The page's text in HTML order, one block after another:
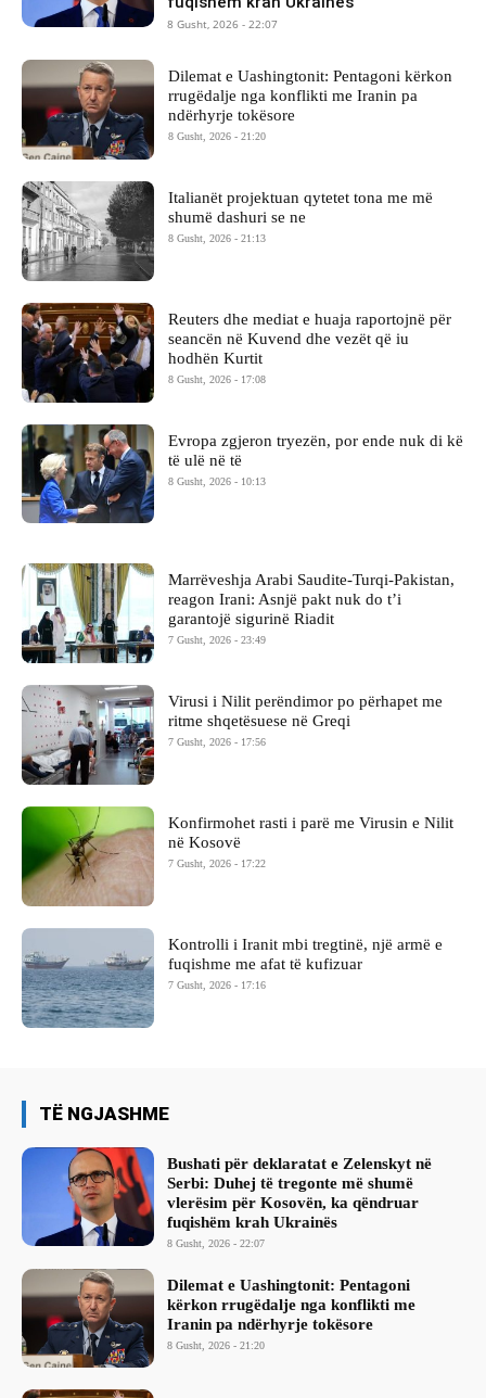
8 Gusht, 2026 - 22:07
Dilemat e Uashingtonit: Pentagoni kërkon
rrugëdalje nga konflikti me Iranin pa
ndërhyrje tokësore
8 Gusht, 2026 - 21:20
Italianët projektuan qytetet tona me më
shumë dashuri se ne
8 Gusht, 2026 - 21:13
Reuters dhe mediat e huaja raportojnë për
seancën në Kuvend dhe vezët që iu
hodhën Kurtit
8 Gusht, 2026 - 17:08
Evropa zgjeron tryezën, por ende nuk di kë
të ulë në të
8 Gusht, 2026 - 10:13
Marrëveshja Arabi Saudite-Turqi-Pakistan,
reagon Irani: Asnjë pakt nuk do t’i
garantojë sigurinë Riadit
7 Gusht, 2026 - 23:49
Virusi i Nilit perëndimor po përhapet me
ritme shqetësuese në Greqi
7 Gusht, 2026 - 17:56
Konfirmohet rasti i parë me Virusin e Nilit
në Kosovë
7 Gusht, 2026 - 17:22
Kontrolli i Iranit mbi tregtinë, një armë e
fuqishme me afat të kufizuar
7 Gusht, 2026 - 17:16
TË NGJASHME
Bushati për deklaratat e Zelenskyt në
Serbi: Duhej të tregonte më shumë
vlerësim për Kosovën, ka qëndruar
fuqishëm krah Ukrainës
8 Gusht, 2026 - 22:07
Dilemat e Uashingtonit: Pentagoni
kërkon rrugëdalje nga konflikti me
Iranin pa ndërhyrje tokësore
8 Gusht, 2026 - 21:20